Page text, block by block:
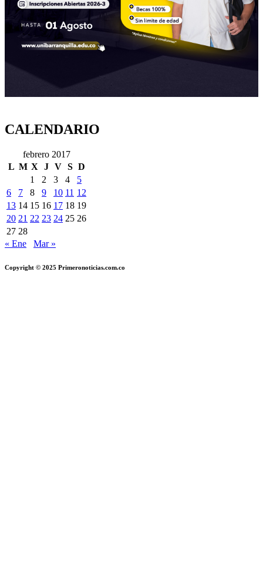
CALENDARIO
febrero 2017
L M X J V S D
1
2 3 4
5
6
7 8 9 10 11 12
13 14 15 16 17 18 19
20 21 22 23 24 25 26
27 28
« Ene
Mar »
Copyright © 2025 Primeronoticias.com.co